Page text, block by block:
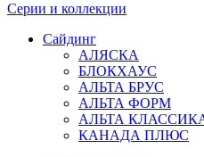
Серии и коллекции
Сайдинг
АЛЯСКА
БЛОКХАУС
АЛЬТА БРУС
АЛЬТА ФОРМ
АЛЬТА
КАНАДА ПЛЮС